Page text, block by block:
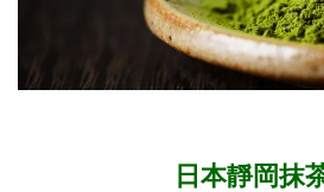
日本靜岡抹